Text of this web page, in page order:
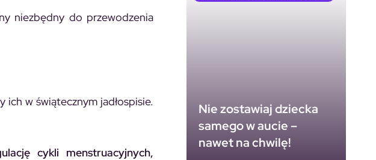
niezbędny do przewodzenia
w świątecznym jadłospisie.
cykli menstruacyjnych,
Nie zostawiaj dziecka
samego w aucie –
nawet na chwilę!